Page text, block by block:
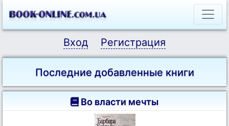
Вход Регистрация
Последние добавленные книги
Во власти мечты